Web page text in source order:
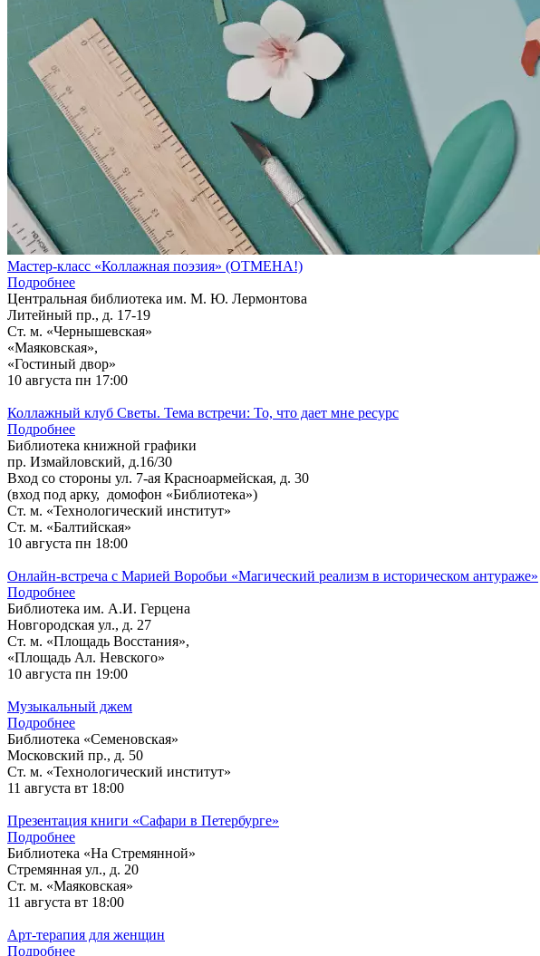
Мастер-класс «Коллажная поэзия» (ОТМЕНА!)
Подробнее
Центральная библиотека им. М. Ю. Лермонтова
Литейный пр., д. 17-19
Ст. м. «Чернышевская»
«Маяковская»,
«Гостиный двор»
10 августа пн 17:00
Коллажный клуб Светы. Тема встречи: То, что дает мне ресурс
Подробнее
Библиотека книжной графики
пр. Измайловский, д.16/30
Вход со стороны ул. 7-ая Красноармейская, д. 30
(вход под арку, домофон «Библиотека»)
Ст. м. «Технологический институт»
Ст. м. «Балтийская»
10 августа пн 18:00
Онлайн-встреча с Марией Воробьи «Магический реализм в историческом антураже»
Подробнее
Библиотека им. А.И. Герцена
Новгородская ул., д. 27
Ст. м. «Площадь Восстания»,
«Площадь Ал. Невского»
10 августа пн 19:00
Музыкальный джем
Подробнее
Библиотека «Семеновская»
Московский пр., д. 50
Ст. м. «Технологический институт»
11 августа вт 18:00
Презентация книги «Сафари в Петербурге»
Подробнее
Библиотека «На Стремянной»
Стремянная ул., д. 20
Ст. м. «Маяковская»
11 августа вт 18:00
Арт-терапия для женщин
Подробнее